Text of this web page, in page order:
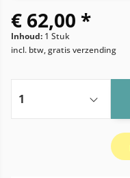
€ 62,00 *
Inhoud: 1 Stuk
incl. btw, gratis verzending